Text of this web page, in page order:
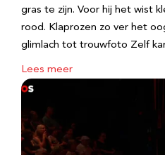
gras te zijn. Voor hij het wist
rood. Klaprozen zo ver het
glimlach tot trouwfoto Zelf
Lees meer